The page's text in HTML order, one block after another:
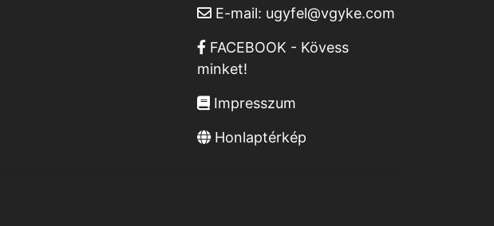
E-mail: ugyfel@vgyke.com
FACEBOOK - Kövess
minket!
Impresszum
Honlaptérkép